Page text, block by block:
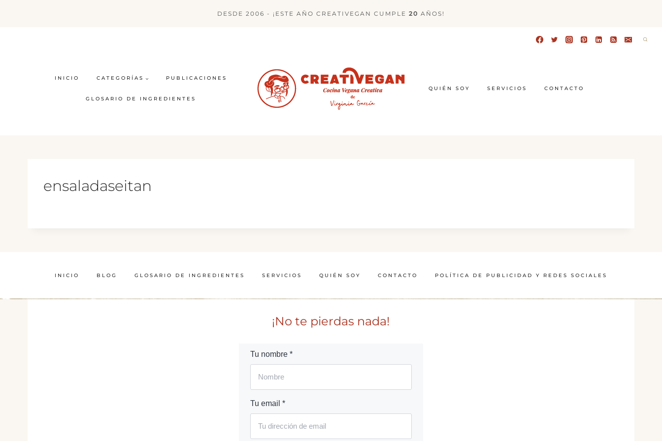
DESDE 2006 - ¡ESTE AÑO CREATIVEGAN CUMPLE 20 AÑOS!
INICIO CATEGORÍAS PUBLICACIONES
GLOSARIO DE INGREDIENTES
QUIÉN SOY SERVICIOS CONTACTO
ensaladaseitan
INICIO BLOG GLOSARIO DE INGREDIENTES SERVICIOS QUIÉN SOY CONTACTO POLÍTICA DE PUBLICIDAD Y REDES SOCIALES
¡No te pierdas nada!
Tu nombre *
Tu email *